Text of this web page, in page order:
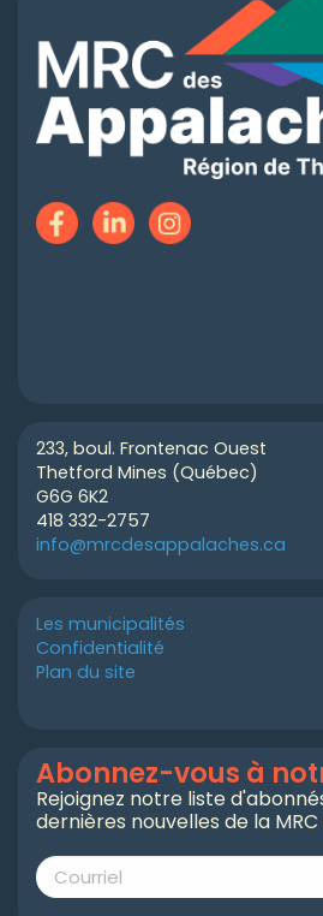
233, boul. Frontenac Ouest
Thetford Mines (Québec)
G6G 6K2
418 332-2757
info@mrcdesappalaches.ca
Les municipalités
Confidentialité
Plan du site
Abonnez-vous à
Rejoignez notre liste
dernières nouvelles de la